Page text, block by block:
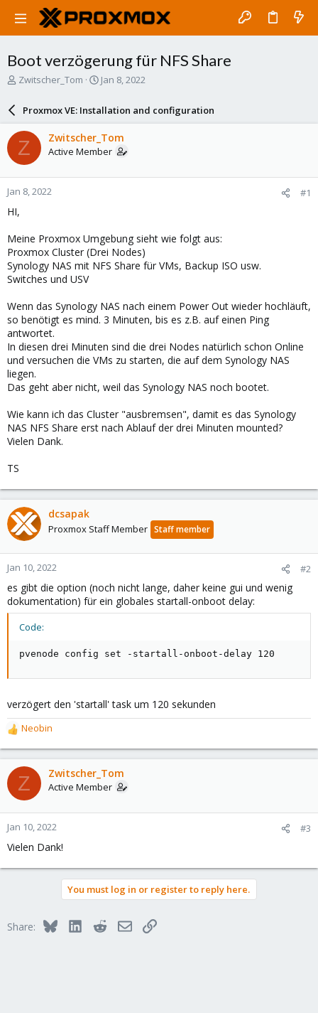
Boot verzögerung für NFS Share
T
a
d
s
t
a
r
e
Zwitscher_Tom
S
a
r
d
a
e
Jan 8, 2022
Proxmox VE: Installation and configuration
Z Zwitscher_Tom
Active Member
Jan 8, 2022 #1
HI,
Meine Proxmox Umgebung sieht wie folgt aus:
Proxmox Cluster (Drei Nodes)
Synology NAS mit NFS Share für VMs, Backup ISO usw.
Switches und USV
Wenn das Synology NAS nach einem Power Out wieder hochläuft,
so benötigt es mind. 3 Minuten, bis es z.B. auf einen Ping
antwortet.
In diesen drei Minuten sind die drei Nodes natürlich schon Online
und versuchen die VMs zu starten, die auf dem Synology NAS
liegen.
Das geht aber nicht, weil das Synology NAS noch bootet.
Wie kann ich das Cluster "ausbremsen", damit es das Synology
NAS NFS Share erst nach Ablauf der drei Minuten mounted?
Vielen Dank.
TS
dcsapak
Proxmox Staff Member Staff member
Jan 10, 2022 #2
es gibt die option (noch nicht lange, daher keine gui und wenig
dokumentation) für ein globales startall-onboot delay:
Code:
pvenode config set -startall-onboot-delay 120
verzögert den 'startall' task um 120 sekunden
R
e
a
c
t
o
n
s
:
Neobin
Z Zwitscher_Tom
Active Member
Jan 10, 2022 #3
Vielen Dank!
You must log in or register to reply here.
Share: BlueskyLinkedInRedditEmailLink